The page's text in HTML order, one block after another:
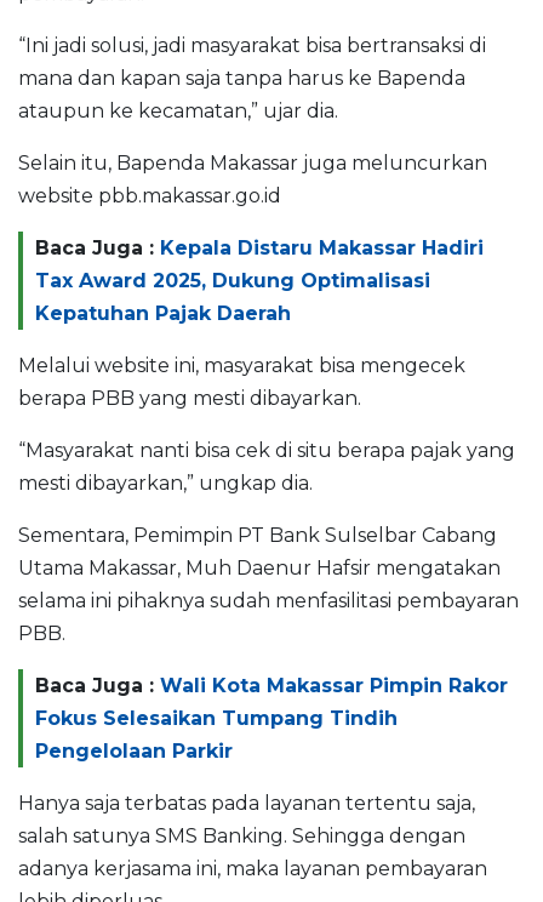
“Ini jadi solusi, jadi masyarakat bisa bertransaksi di
mana dan kapan saja tanpa harus ke Bapenda
ataupun ke kecamatan,” ujar dia.
Selain itu, Bapenda Makassar juga meluncurkan
website pbb.makassar.go.id
Baca Juga : Kepala Distaru Makassar Hadiri
Tax Award 2025, Dukung Optimalisasi
Kepatuhan Pajak Daerah
Melalui website ini, masyarakat bisa mengecek
berapa PBB yang mesti dibayarkan.
“Masyarakat nanti bisa cek di situ berapa pajak yang
mesti dibayarkan,” ungkap dia.
Sementara, Pemimpin PT Bank Sulselbar Cabang
Utama Makassar, Muh Daenur Hafsir mengatakan
selama ini pihaknya sudah menfasilitasi pembayaran
PBB.
Baca Juga : Wali Kota Makassar Pimpin Rakor
Fokus Selesaikan Tumpang Tindih
Pengelolaan Parkir
Hanya saja terbatas pada layanan tertentu saja,
salah satunya SMS Banking. Sehingga dengan
adanya kerjasama ini, maka layanan pembayaran